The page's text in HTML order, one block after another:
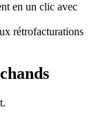
en un clic avec
rétrofacturations